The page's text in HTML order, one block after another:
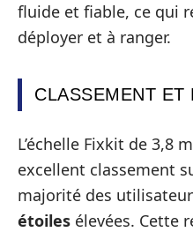
fluide et fiable, ce qui
déployer et à ranger.
CLASSEMENT ET
L’échelle Fixkit de 3,8
excellent classement
majorité des
étoiles élevées. Cette